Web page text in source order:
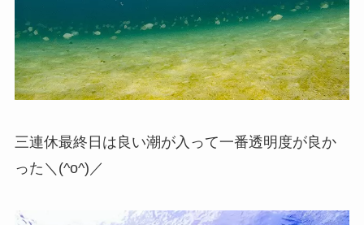
三連休最終日は良い潮が入って一番透明度が良か
った＼(^o^)／